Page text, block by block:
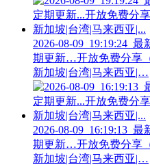
2026-08-09_19:19:24_
期更新…开放免费分享
新加坡|台湾|马来西亚|…
2026-08-09_16:19:13_
期更新…开放免费分享
新加坡|台湾|马来西亚|…